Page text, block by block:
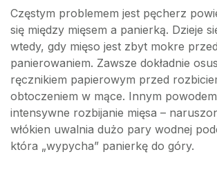
Częstym problemem jest pęcherz
się między mięsem a panierką. Dzieje
wtedy, gdy mięso jest zbyt mokre przed
panierowaniem. Zawsze dokładnie
ręcznikiem papierowym przed
obtoczeniem w mące. Innym
intensywne rozbijanie mięsa –
włókien uwalnia dużo pary wodnej
która „wypycha” panierkę do góry.